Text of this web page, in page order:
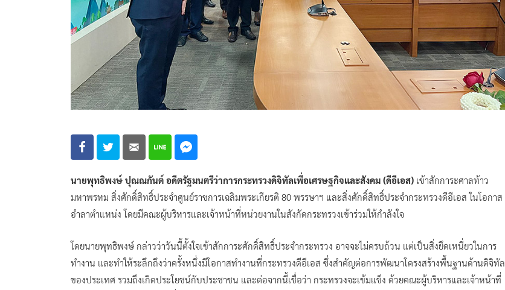
นายพุทธิพงษ์ ปุณณกันต์ อดีตรัฐมนตรี​ว่าการ​กระทรวง​ดิจิ​ทัลเพื่อ​เศรษฐกิจ​และ​สังคม​ (ดีอีเอส)​ เข้าสักการะศาลท้าว
มหาพรหม สิ่งศักดิ์สิทธิ์ประจำศูนย์ราชการเฉลิมพระเกียรติ 80 พรรษาฯ และสิ่งศักดิ์สิทธิ์ประจำกระทรวงดีอีเอส ในโอกาส
อำลาตำแหน่ง โดยมีคณะผู้บริหารและเจ้าหน้าที่หน่วยงานในสังกัดกระทรวงเข้า​ร่วมให้กำลังใจ
โดยนายพุทธิพงษ์ กล่าวว่าวันนี้​ตั้งใจ​เข้าสักการะศักดิ์สิทธิ์ประจำกระทรวง อาจจะไม่ครบถ้วน แต่เป็นสิ่งยึดเหนี่ยวในการ
ทำงาน และ​ทำให้ระลึกถึงว่าครั้งหนึ่งมีโอกาสทำงานที่กระทรวงดีอีเอส ซึ่งสำคัญต่อการพัฒนา​โครงสร้างพื้นฐาน​ด้านดิจิทัล
ของประเทศ​ รวมถึง​เกิดประโยชน์​กับประชาชน และต่อจากนี้เชื่อว่า กระทรวง​จะเข้มแข็ง ด้วยคณะผู้บริหารและเจ้าหน้าที่